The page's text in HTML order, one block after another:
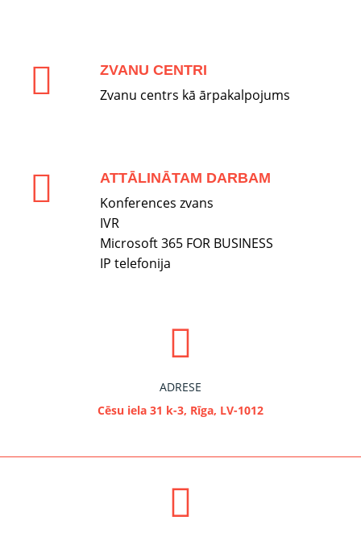
ZVANU CENTRI
Zvanu centrs kā ārpakalpojums
ATTĀLINĀTAM DARBAM
Konferences zvans
IVR
Microsoft 365 FOR BUSINESS
IP telefonija
ADRESE
Cēsu iela 31 k-3, Rīga, LV-1012